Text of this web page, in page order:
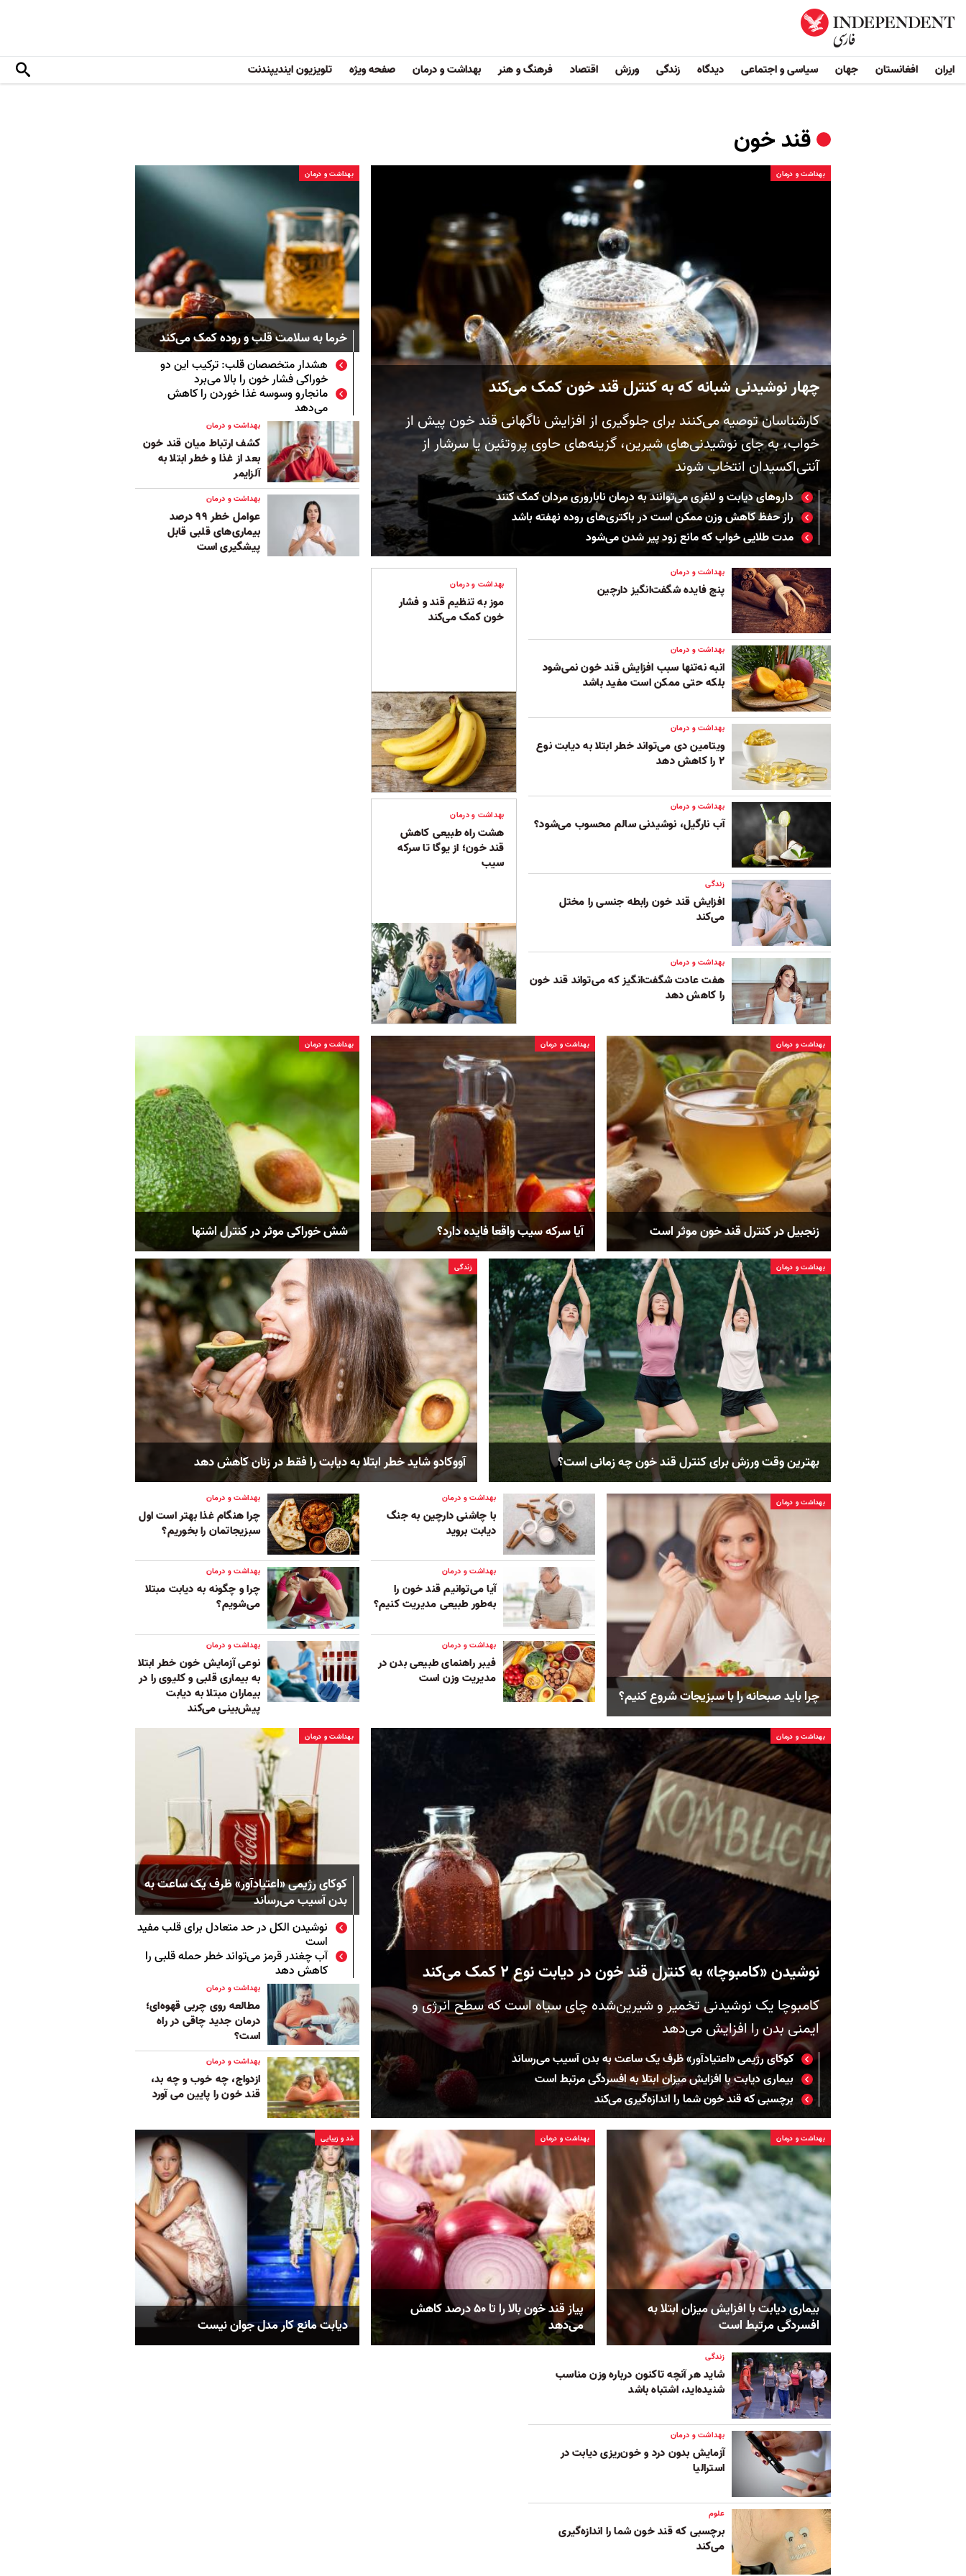
ایران افغانستان جهان سیاسی و اجتماعی دیدگاه زندگی ورزش اقتصاد فرهنگ و هنر بهداشت و درمان صفحه ویژه تلویزیون ایندیپندنت
قند خون
بهداشت و درمان
چهار نوشیدنی شبانه که به کنترل قند خون کمک می‌کند
کارشناسان توصیه می‌کنند برای جلوگیری از افزایش ناگهانی قند خون پیش از
خواب، به جای نوشیدنی‌های شیرین، گزینه‌های حاوی پروتئین یا سرشار از
آنتی‌اکسیدان انتخاب شوند
داروهای دیابت و لاغری می‌توانند به درمان ناباروری مردان کمک کنند
راز حفظ کاهش وزن ممکن است در باکتری‌های روده نهفته باشد
مدت طلایی خواب که مانع زود پیر شدن می‌شود
بهداشت و درمان
خرما به سلامت قلب و روده کمک می‌کند
هشدار متخصصان قلب: ترکیب این دو
خوراکی فشار خون را بالا می‌برد
مانجارو وسوسه‌ غذا خوردن را کاهش
می‌دهد
بهداشت و درمان
کشف ارتباط میان قند خون
بعد از غذا و خطر ابتلا به
آلزایمر
بهداشت و درمان
عوامل خطر ۹۹ درصد
بیماری‌های قلبی قابل
پیشگیری است
بهداشت و درمان
پنج فایده شگفت‌انگیز دارچین
بهداشت و درمان
انبه‌ نه‌تنها سبب افزایش قند خون نمی‌شود
بلکه حتی ممکن است مفید باشد
بهداشت و درمان
ویتامین دی می‌تواند خطر ابتلا به دیابت نوع
۲ را کاهش دهد
بهداشت و درمان
آب نارگیل، نوشیدنی سالم محسوب می‌شود؟
زندگی
افزایش قند خون رابطه جنسی را مختل
می‌کند
بهداشت و درمان
هفت عادت شگفت‌انگیز که می‌تواند قند خون
را کاهش دهد
بهداشت و درمان
موز به تنظیم قند و فشار
خون کمک می‌کند
بهداشت و درمان
هشت راه طبیعی کاهش
قند خون؛ از یوگا تا سرکه
سیب
بهداشت و درمان
زنجبیل در کنترل قند خون موثر است
بهداشت و درمان
آیا سرکه سیب واقعا فایده‌ دارد؟
بهداشت و درمان
شش خوراکی موثر در کنترل اشتها
بهداشت و درمان
بهترین وقت ورزش برای کنترل قند خون چه زمانی است؟
زندگی
آووکادو شاید خطر ابتلا به دیابت را فقط در زنان کاهش دهد
بهداشت و درمان
چرا باید صبحانه را با سبزیجات شروع کنیم؟
بهداشت و درمان
با چاشنی دارچین به جنگ
دیابت بروید
بهداشت و درمان
آیا می‌توانیم قند خون را
به‌طور طبیعی مدیریت کنیم؟
بهداشت و درمان
فیبر راهنمای طبیعی بدن در
مدیریت وزن است
بهداشت و درمان
چرا هنگام غذا‌ بهتر است اول
سبزیجاتمان را بخوریم؟
بهداشت و درمان
چرا و چگونه به دیابت مبتلا
می‌شویم؟
بهداشت و درمان
نوعی آزمایش خون خطر ابتلا
به بیماری قلبی و کلیوی را در
بیماران مبتلا به دیابت
پیش‌بینی می‌کند
بهداشت و درمان
نوشیدن «کامبوچا» به کنترل قند خون در دیابت نوع ۲ کمک می‌کند
کامبوچا یک نوشیدنی تخمیر و شیرین‌شده چای سیاه است که سطح انرژی و
ایمنی بدن را افزایش می‌دهد
کوکای رژیمی «اعتیادآور» ظرف یک ساعت به بدن آسیب می‌رساند
بیماری دیابت با افزایش میزان ابتلا به افسردگی مرتبط است
برچسبی که قند خون شما را اندازه‌گیری می‌کند
بهداشت و درمان
کوکای رژیمی «اعتیادآور» ظرف یک ساعت به
بدن آسیب می‌رساند
نوشیدن الکل در حد متعادل برای قلب مفید
است
آب چغندر قرمز می‌تواند خطر حمله قلبی را
کاهش دهد
بهداشت و درمان
مطالعه روی چربی قهوه‌ای؛
درمان جدید چاقی در راه
است؟
بهداشت و درمان
ازدواج، چه خوب و چه بد،
قند خون را پایین می آورد
بهداشت و درمان
بیماری دیابت با افزایش میزان ابتلا به
افسردگی مرتبط است
بهداشت و درمان
پیاز قند خون بالا را تا ۵۰ درصد کاهش
می‌دهد
مُد و زیبایی
دیابت مانع کار مدل جوان نیست
زندگی
شاید هر آنچه تاکنون درباره وزن مناسب
شنیده‌اید، اشتباه باشد
بهداشت و درمان
آزمایش بدون درد و خون‌ریزی دیابت در
استرالیا
علوم
برچسبی که قند خون شما را اندازه‌گیری
می‌کند